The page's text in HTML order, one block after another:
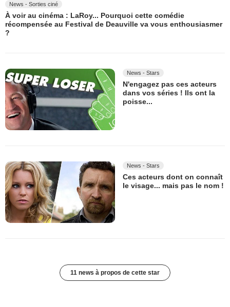
News - Sorties ciné
À voir au cinéma : LaRoy... Pourquoi cette comédie
récompensée au Festival de Deauville va vous enthousiasmer
?
News - Stars
N'engagez pas ces acteurs
dans vos séries ! Ils ont la
poisse...
News - Stars
Ces acteurs dont on connaît
le visage... mais pas le nom !
11 news à propos de cette star